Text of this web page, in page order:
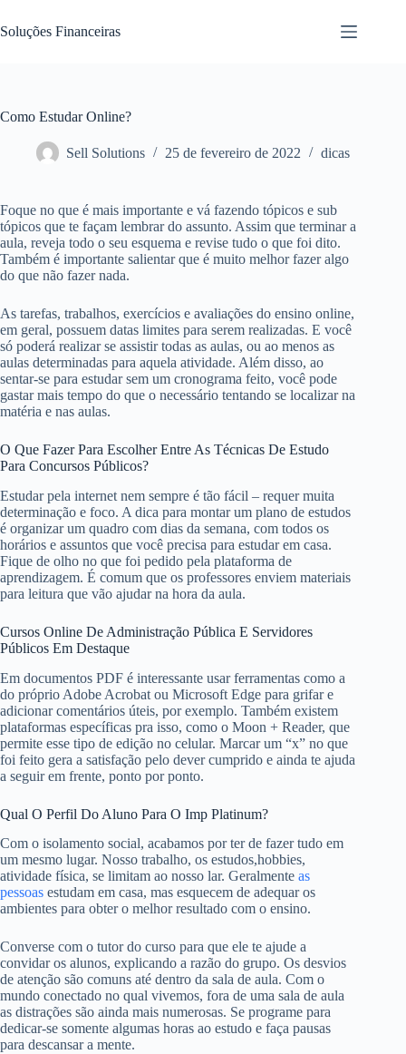
para
o
Soluções Financeiras
Como Estudar Online?
Sell Solutions 25 de fevereiro de 2022 dicas
Foque no que é mais importante e vá fazendo tópicos e sub
tópicos que te façam lembrar do assunto. Assim que terminar a
aula, reveja todo o seu esquema e revise tudo o que foi dito.
Também é importante salientar que é muito melhor fazer algo
do que não fazer nada.
As tarefas, trabalhos, exercícios e avaliações do ensino online,
em geral, possuem datas limites para serem realizadas. E você
só poderá realizar se assistir todas as aulas, ou ao menos as
aulas determinadas para aquela atividade. Além disso, ao
sentar-se para estudar sem um cronograma feito, você pode
gastar mais tempo do que o necessário tentando se localizar na
matéria e nas aulas.
O Que Fazer Para Escolher Entre As Técnicas De Estudo
Para Concursos Públicos?
Estudar pela internet nem sempre é tão fácil – requer muita
determinação e foco. A dica para montar um plano de estudos
é organizar um quadro com dias da semana, com todos os
horários e assuntos que você precisa para estudar em casa.
Fique de olho no que foi pedido pela plataforma de
aprendizagem. É comum que os professores enviem materiais
para leitura que vão ajudar na hora da aula.
Cursos Online De Administração Pública E Servidores
Públicos Em Destaque
Em documentos PDF é interessante usar ferramentas como a
do próprio Adobe Acrobat ou Microsoft Edge para grifar e
adicionar comentários úteis, por exemplo. Também existem
plataformas específicas pra isso, como o Moon + Reader, que
permite esse tipo de edição no celular. Marcar um “x” no que
foi feito gera a satisfação pelo dever cumprido e ainda te ajuda
a seguir em frente, ponto por ponto.
Qual O Perfil Do Aluno Para O Imp Platinum?
Com o isolamento social, acabamos por ter de fazer tudo em
um mesmo lugar. Nosso trabalho, os estudos,hobbies,
atividade física, se limitam ao nosso lar. Geralmente as
pessoas estudam em casa, mas esquecem de adequar os
ambientes para obter o melhor resultado com o ensino.
Converse com o tutor do curso para que ele te ajude a
convidar os alunos, explicando a razão do grupo. Os desvios
de atenção são comuns até dentro da sala de aula. Com o
mundo conectado no qual vivemos, fora de uma sala de aula
as distrações são ainda mais numerosas. Se programe para
dedicar-se somente algumas horas ao estudo e faça pausas
para descansar a mente.